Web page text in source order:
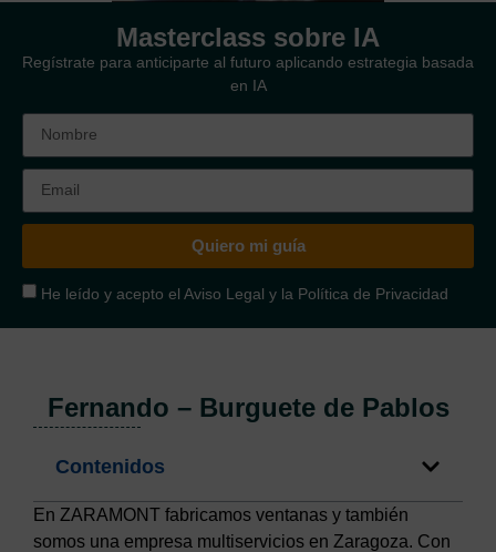
Masterclass sobre IA
Regístrate para anticiparte al futuro aplicando estrategia basada
en IA
He leído y acepto el Aviso Legal y la Política de Privacidad
Quiero mi guía
Fernando – Burguete de Pablos
Contenidos
En ZARAMONT fabricamos ventanas y también
somos una empresa multiservicios en Zaragoza. Con